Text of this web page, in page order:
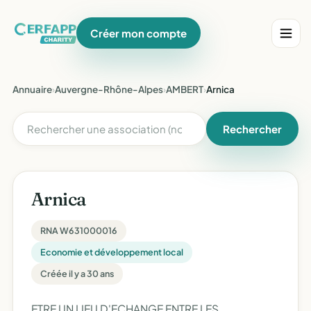
Créer mon compte
Annuaire›Auvergne-Rhône-Alpes›AMBERT›Arnica
Rechercher
Arnica
RNA W631000016
Economie et développement local
Créée il y a 30 ans